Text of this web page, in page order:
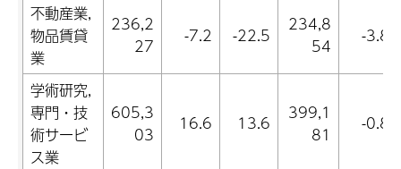
不動産業,
物品賃貸
業
236,2
27
-7.2 -22.5
234,8
54
-3.8
学術研究,
専門・技
術サービ
ス業
605,3
03
16.6 13.6
399,1
81
-0.8